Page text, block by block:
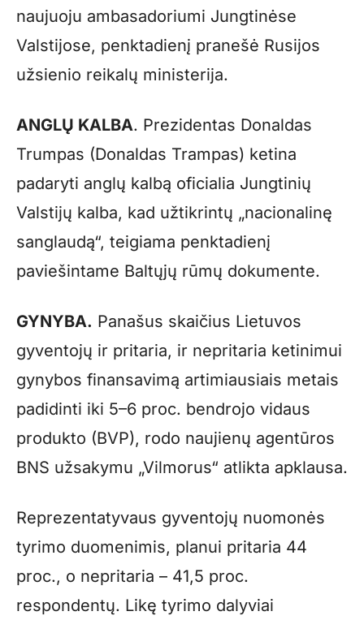
naujuoju ambasadoriumi Jungtinėse
Valstijose, penktadienį pranešė Rusijos
užsienio reikalų ministerija.
ANGLŲ KALBA. Prezidentas Donaldas
Trumpas (Donaldas Trampas) ketina
padaryti anglų kalbą oficialia Jungtinių
Valstijų kalba, kad užtikrintų „nacionalinę
sanglaudą“, teigiama penktadienį
paviešintame Baltųjų rūmų dokumente.
GYNYBA. Panašus skaičius Lietuvos
gyventojų ir pritaria, ir nepritaria ketinimui
gynybos finansavimą artimiausiais metais
padidinti iki 5–6 proc. bendrojo vidaus
produkto (BVP), rodo naujienų agentūros
BNS užsakymu „Vilmorus“ atlikta apklausa.
Reprezentatyvaus gyventojų nuomonės
tyrimo duomenimis, planui pritaria 44
proc., o nepritaria – 41,5 proc.
respondentų. Likę tyrimo dalyviai